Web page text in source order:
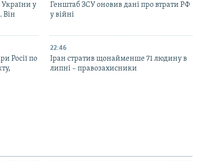
у
Він
Генштаб ЗСУ оновив дані про втрати РФ
у війні
Росії по
22:46
Іран стратив щонайменше 71 людину в
липні – правозахисники